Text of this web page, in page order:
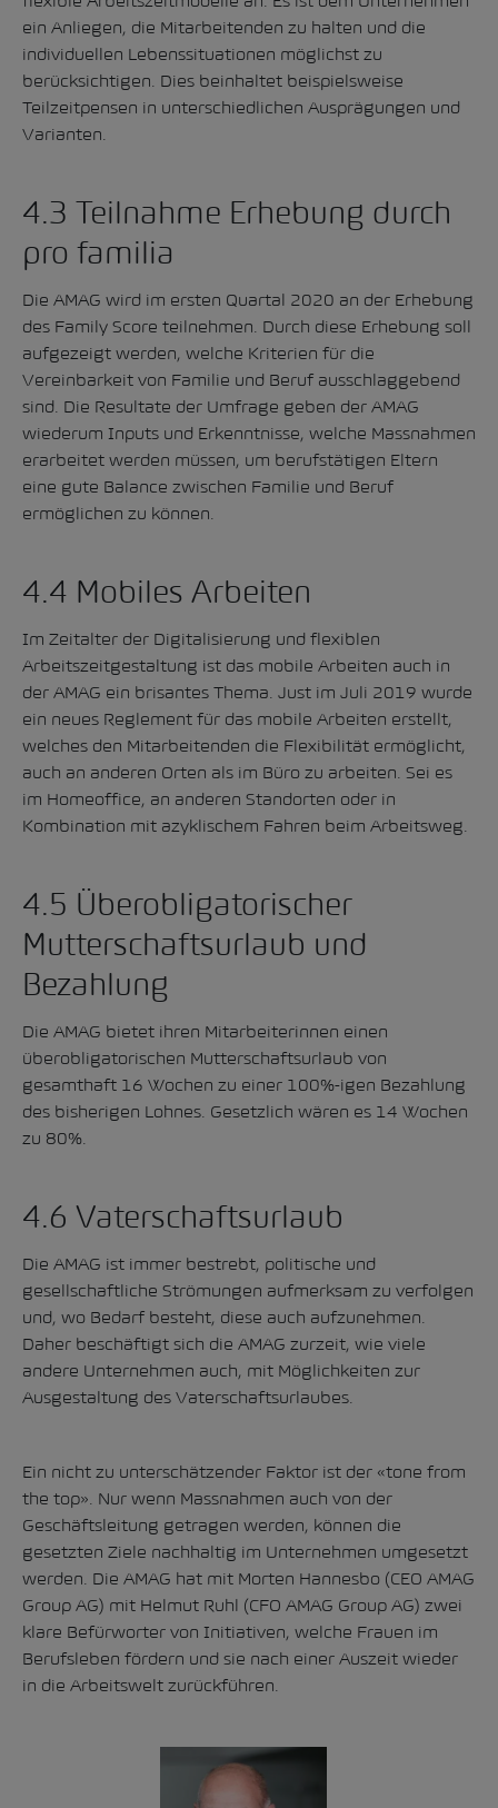
ein Anliegen, die Mitarbeitenden zu halten und die
individuellen Lebenssituationen möglichst zu
berücksichtigen. Dies beinhaltet beispielsweise
Teilzeitpensen in unterschiedlichen Ausprägungen und
Varianten.
4.3 Teilnahme Erhebung durch
pro familia
Die AMAG wird im ersten Quartal 2020 an der Erhebung
des Family Score teilnehmen. Durch diese Erhebung soll
aufgezeigt werden, welche Kriterien für die
Vereinbarkeit von Familie und Beruf ausschlaggebend
sind. Die Resultate der Umfrage geben der AMAG
wiederum Inputs und Erkenntnisse, welche Massnahmen
erarbeitet werden müssen, um berufstätigen Eltern
eine gute Balance zwischen Familie und Beruf
ermöglichen zu können.
4.4 Mobiles Arbeiten
Im Zeitalter der Digitalisierung und flexiblen
Arbeitszeitgestaltung ist das mobile Arbeiten auch in
der AMAG ein brisantes Thema. Just im Juli 2019 wurde
ein neues Reglement für das mobile Arbeiten erstellt,
welches den Mitarbeitenden die Flexibilität ermöglicht,
auch an anderen Orten als im Büro zu arbeiten. Sei es
im Homeoffice, an anderen Standorten oder in
Kombination mit azyklischem Fahren beim Arbeitsweg.
4.5 Überobligatorischer
Mutterschaftsurlaub und
Bezahlung
Die AMAG bietet ihren Mitarbeiterinnen einen
überobligatorischen Mutterschaftsurlaub von
gesamthaft 16 Wochen zu einer 100%-igen Bezahlung
des bisherigen Lohnes. Gesetzlich wären es 14 Wochen
zu 80%.
4.6 Vaterschaftsurlaub
Die AMAG ist immer bestrebt, politische und
gesellschaftliche Strömungen aufmerksam zu verfolgen
und, wo Bedarf besteht, diese auch aufzunehmen.
Daher beschäftigt sich die AMAG zurzeit, wie viele
andere Unternehmen auch, mit Möglichkeiten zur
Ausgestaltung des Vaterschaftsurlaubes.
Ein nicht zu unterschätzender Faktor ist der «tone from
the top». Nur wenn Massnahmen auch von der
Geschäftsleitung getragen werden, können die
gesetzten Ziele nachhaltig im Unternehmen umgesetzt
werden. Die AMAG hat mit Morten Hannesbo (CEO AMAG
Group AG) mit Helmut Ruhl (CFO AMAG Group AG) zwei
klare Befürworter von Initiativen, welche Frauen im
Berufsleben fördern und sie nach einer Auszeit wieder
in die Arbeitswelt zurückführen.